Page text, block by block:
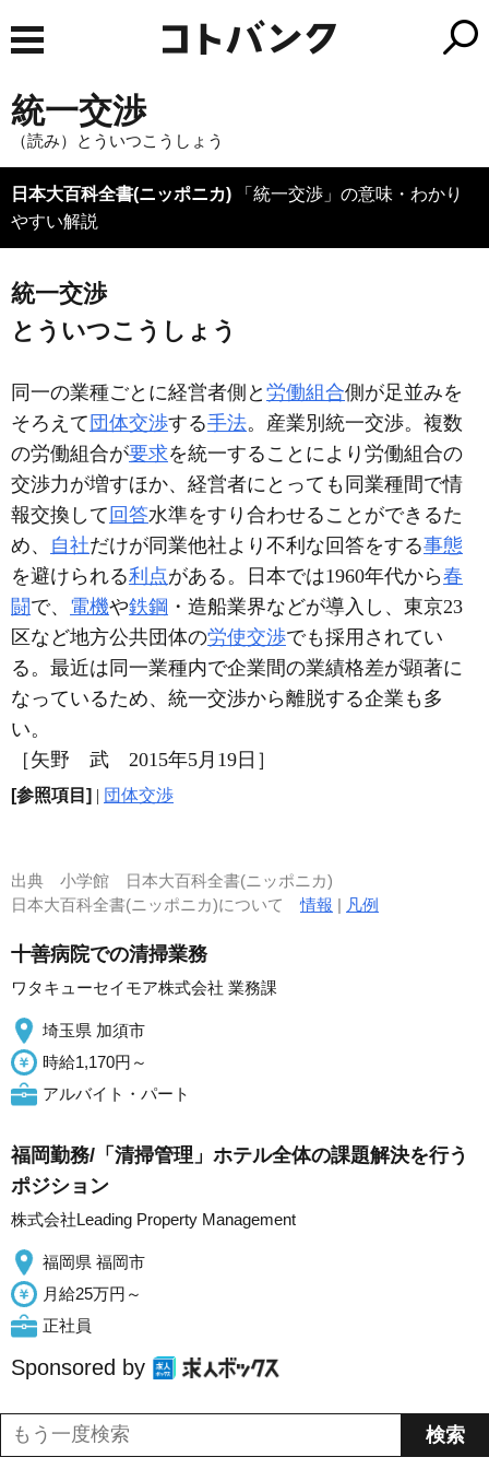
統一交渉
（読み）とういつこうしょう
日本大百科全書(ニッポニカ) 「統一交渉」の意味・わかり
やすい解説
統一交渉
とういつこうしょう
同一の業種ごとに経営者側と 労働組合側が足並みを
そろえて 団体交渉する手法。産業別統一交渉。複数
の労働組合が要求を統一することにより労働組合の
交渉力が増すほか、経営者にとっても同業種間で情
報交換して 回答水準をすり合わせることができるた
め、 自社だけが同業他社より不利な回答をする事態
を避けられる利点がある。日本では1960年代から春
闘で、 電機や鉄鋼 ・造船業界などが導入し、東京23
区など地方公共団体の労使交渉でも採用されてい
る。最近は同一業種内で企業間の業績格差が顕著に
なっているため、統一交渉から離脱する企業も多
い。
［矢野 武 2015年5月19日］
[参照項目] | 団体交渉
出典 小学館 日本大百科全書(ニッポニカ)
日本大百科全書(ニッポニカ)について情報 | 凡例
十善病院での清掃業務
ワタキューセイモア株式会社 業務課
埼玉県 加須市
時給1,170円～
アルバイト・パート
福岡勤務/「清掃管理」ホテル全体の課題解決を行う
ポジション
株式会社Leading Property Management
福岡県 福岡市
月給25万円～
正社員
Sponsored by